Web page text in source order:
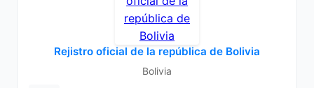
Rejistro oficial de la república de Bolivia
Bolivia